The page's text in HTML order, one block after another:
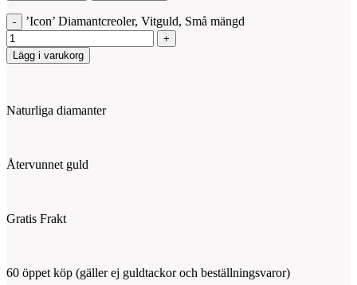
’Icon’ Diamantcreoler, Vitguld, Små mängd
Lägg i varukorg
Naturliga diamanter
Återvunnet guld
Gratis Frakt
60 öppet köp (gäller ej guldtackor och beställningsvaror)